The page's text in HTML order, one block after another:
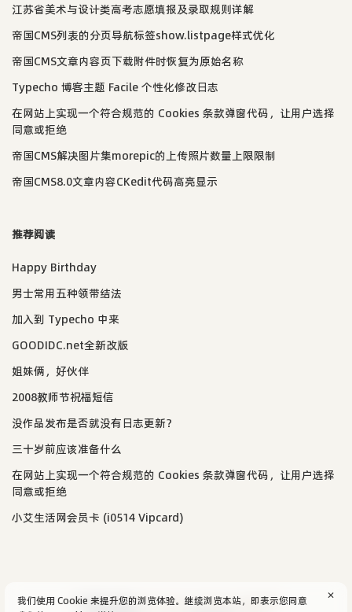
江苏省美术与设计类高考志愿填报及录取规则详解
帝国CMS列表的分页导航标签show.listpage样式优化
帝国CMS文章内容页下载附件时恢复为原始名称
Typecho 博客主题 Facile 个性化修改日志
在网站上实现一个符合规范的 Cookies 条款弹窗代码，让用户选择
同意或拒绝
帝国CMS解决图片集morepic的上传照片数量上限限制
帝国CMS8.0文章内容CKedit代码高亮显示
推荐阅读
Happy Birthday
男士常用五种领带结法
加入到 Typecho 中来
GOODIDC.net全新改版
姐妹俩，好伙伴
2008教师节祝福短信
没作品发布是否就没有日志更新？
三十岁前应该准备什么
在网站上实现一个符合规范的 Cookies 条款弹窗代码，让用户选择
同意或拒绝
小艾生活网会员卡 (i0514 Vipcard)
© 2004-2026aijun's blog/SiteMap.隐私政策
✕
我们使用 Cookie 来提升您的浏览体验。继续浏览本站，即表示您同意